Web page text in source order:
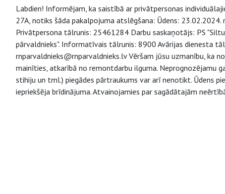
Labdien! Informējam, ka saistībā ar privātpersonas
27A, notiks šāda pakalpojuma atslēgšana: Ūdens:
Privātpersona tālrunis: 25461284 Darbu saskaņotājs: PS
pārvaldnieks". Informatīvais tālrunis: 8900 Avārijas dienesta
rnparvaldnieks@rnparvaldnieks.lv Vēršam jūsu uzmanību, ka
mainīties, atkarībā no remontdarbu ilguma. Neprognozējamu
stihiju un tml.) piegādes pārtraukums var arī nenotikt. Ūdens
iepriekšēja brīdinājuma. Atvainojamies par sagādātajām